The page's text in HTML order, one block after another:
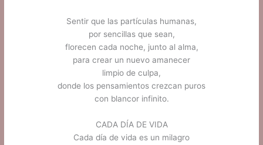
Sentir que las partículas humanas,
por sencillas que sean,
florecen cada noche, junto al alma,
para crear un nuevo amanecer
limpio de culpa,
donde los pensamientos crezcan puros
con blancor infinito.
CADA DÍA DE VIDA
Cada día de vida es un milagro